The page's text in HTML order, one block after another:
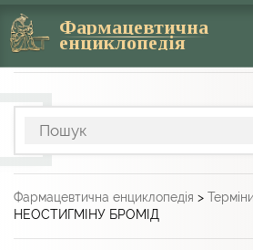
Фармацевтична
енциклопедія
Фармацевтична енциклопедія >
НЕОСТИГМІНУ БРОМІД